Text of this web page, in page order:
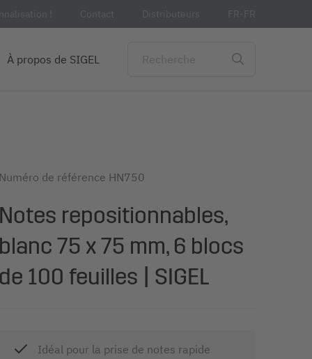
! Contact Distributeurs FR-FR
À propos de SIGEL
de référence HN750
repositionnables,
75 x 75 mm, 6 blocs
100 feuilles | SIGEL
Idéal pour la prise de notes rapide